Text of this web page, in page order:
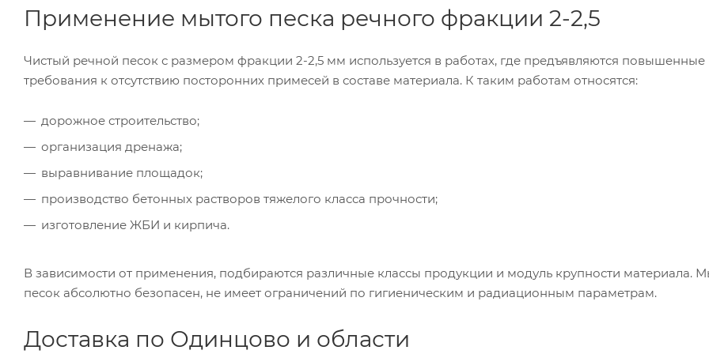
Применение мытого песка речного фракции 2-2,5
Чистый речной песок с размером фракции 2-2,5 мм используется в работах, где предъявляются повышенные
требования к отсутствию посторонних примесей в составе материала. К таким работам относятся:
дорожное строительство;
организация дренажа;
выравнивание площадок;
производство бетонных растворов тяжелого класса прочности;
изготовление ЖБИ и кирпича.
В зависимости от применения, подбираются различные классы продукции и модуль крупности материала.
песок абсолютно безопасен, не имеет ограничений по гигиеническим и радиационным параметрам.
Доставка по Одинцово и области